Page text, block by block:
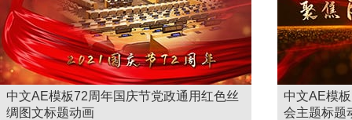
中文AE模板72周年国庆节党政通用红色丝
绸图文标题动画
中文AE模
会主题标题